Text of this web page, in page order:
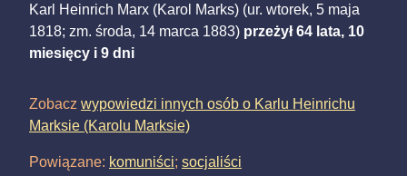
Karl Heinrich Marx (Karol Marks) (ur. wtorek, 5 maja
1818; zm. środa, 14 marca 1883) przeżył 64 lata, 10
miesięcy i 9 dni
Zobacz wypowiedzi innych osób o Karlu Heinrichu
Marksie (Karolu Marksie)
Powiązane: komuniści; socjaliści